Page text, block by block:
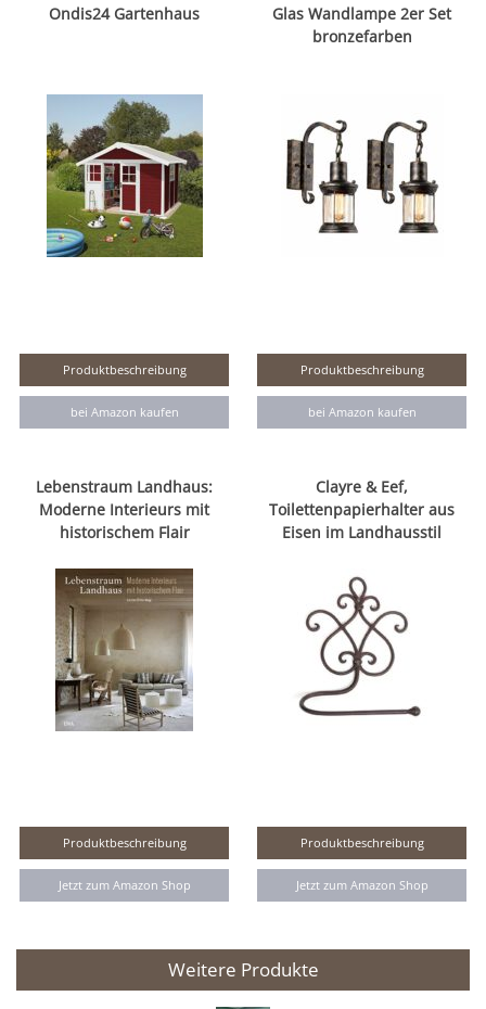
Ondis24 Gartenhaus
Produktbeschreibung
bei Amazon kaufen
Glas Wandlampe 2er Set
bronzefarben
Produktbeschreibung
bei Amazon kaufen
Lebenstraum Landhaus:
Moderne Interieurs mit
historischem Flair
Produktbeschreibung
Jetzt zum Amazon Shop
Clayre & Eef,
Toilettenpapierhalter aus
Eisen im Landhausstil
Produktbeschreibung
Jetzt zum Amazon Shop
Weitere Produkte